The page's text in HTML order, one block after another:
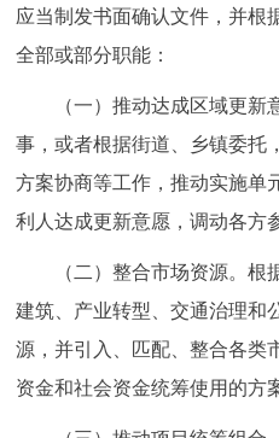
应当制发书面确认文件，并根
全部或部分职能：
（一）推动达成区域更新
事，或者根据街道、乡镇委托
方案协商等工作，推动实施单
利人达成更新意愿，调动各方
（二）整合市场资源。根
建筑、产业转型、交通治理和
源，并引入、匹配、整合各类
资金和社会资金统筹使用的方